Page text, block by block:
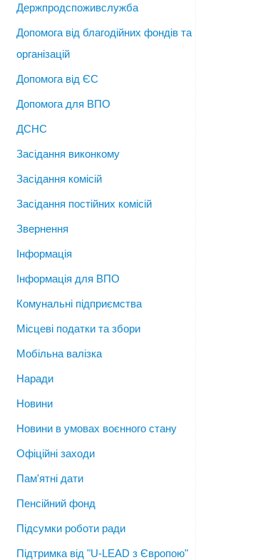
Держпродспоживслужба
Допомога від благодійних фондів та
організацій
Допомога від ЄС
Допомога для ВПО
ДСНС
Засідання виконкому
Засідання комісій
Засідання постійних комісій
Звернення
Інформація
Інформація для ВПО
Комунальні підприємства
Місцеві податки та збори
Мобільна валізка
Наради
Новини
Новини в умовах воєнного стану
Офіційні заходи
Пам'ятні дати
Пенсійний фонд
Підсумки роботи ради
Підтримка від "U-LEAD з Європою"